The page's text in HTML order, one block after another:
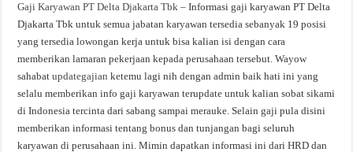
Gaji Karyawan PT Delta Djakarta Tbk – Informasi gaji karyawan PT Delta
Djakarta Tbk untuk semua jabatan karyawan tersedia sebanyak 19 posisi
yang tersedia lowongan kerja untuk bisa kalian isi dengan cara
memberikan lamaran pekerjaan kepada perusahaan tersebut. Wayow
sahabatupdategajian ketemu lagi nih dengan admin baik hati ini yang
selalu memberikan info gaji karyawan terupdate untuk kalian sobat sikami
di Indonesia tercinta dari sabang sampai merauke. Selain gaji pula disini
memberikan informasi tentang bonus dan tunjangan bagi seluruh
karyawan di perusahaan ini. Mimin dapatkan informasi ini dari HRD dan